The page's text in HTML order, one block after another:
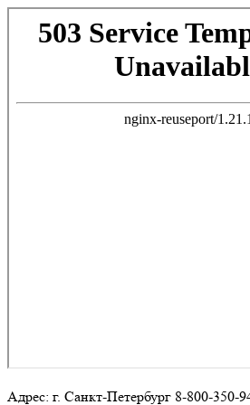
Адрес: г. Санкт-Петербург 8-800-350-